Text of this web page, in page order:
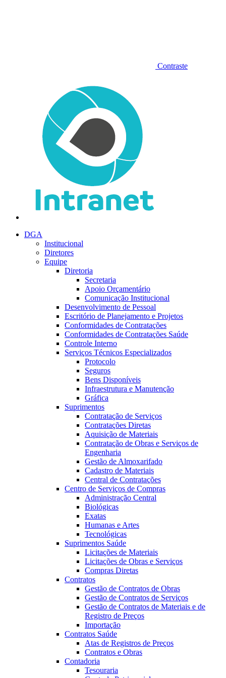
Contraste
DGA
Institucional
Diretores
Equipe
Diretoria
Secretaria
Apoio Orçamentário
Comunicação Institucional
Desenvolvimento de Pessoal
Escritório de Planejamento e Projetos
Conformidades de Contratações
Conformidades de Contratações Saúde
Controle Interno
Serviços Técnicos Especializados
Protocolo
Seguros
Bens Disponíveis
Infraestrutura e Manutenção
Gráfica
Suprimentos
Contratação de Serviços
Contratações Diretas
Aquisição de Materiais
Contratação de Obras e Serviços de
Engenharia
Gestão de Almoxarifado
Cadastro de Materiais
Central de Contratações
Centro de Serviços de Compras
Administração Central
Biológicas
Exatas
Humanas e Artes
Tecnológicas
Suprimentos Saúde
Licitações de Materiais
Licitações de Obras e Serviços
Compras Diretas
Contratos
Gestão de Contratos de Obras
Gestão de Contratos de Serviços
Gestão de Contratos de Materiais e de
Registro de Preços
Importação
Contratos Saúde
Atas de Registros de Preços
Contratos e Obras
Contadoria
Tesouraria